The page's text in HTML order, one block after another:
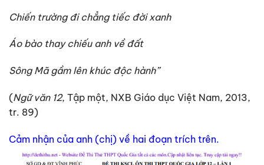
Chiến trường đi chẳng tiếc đời xanh
Áo bào thay chiếu anh về đất
Sông Mã gầm lên khúc độc hành”
(Ngữ văn 12, Tập một, NXB Giáo dục Việt Nam, 2013,
tr. 89)
Cảm nhận của anh (chị) về hai đoạn trích trên.